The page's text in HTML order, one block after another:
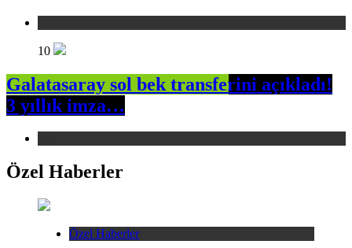
10
Galatasaray sol bek transferini açıkladı!
3 yıllık imza…
Özel Haberler
Özel Haberler